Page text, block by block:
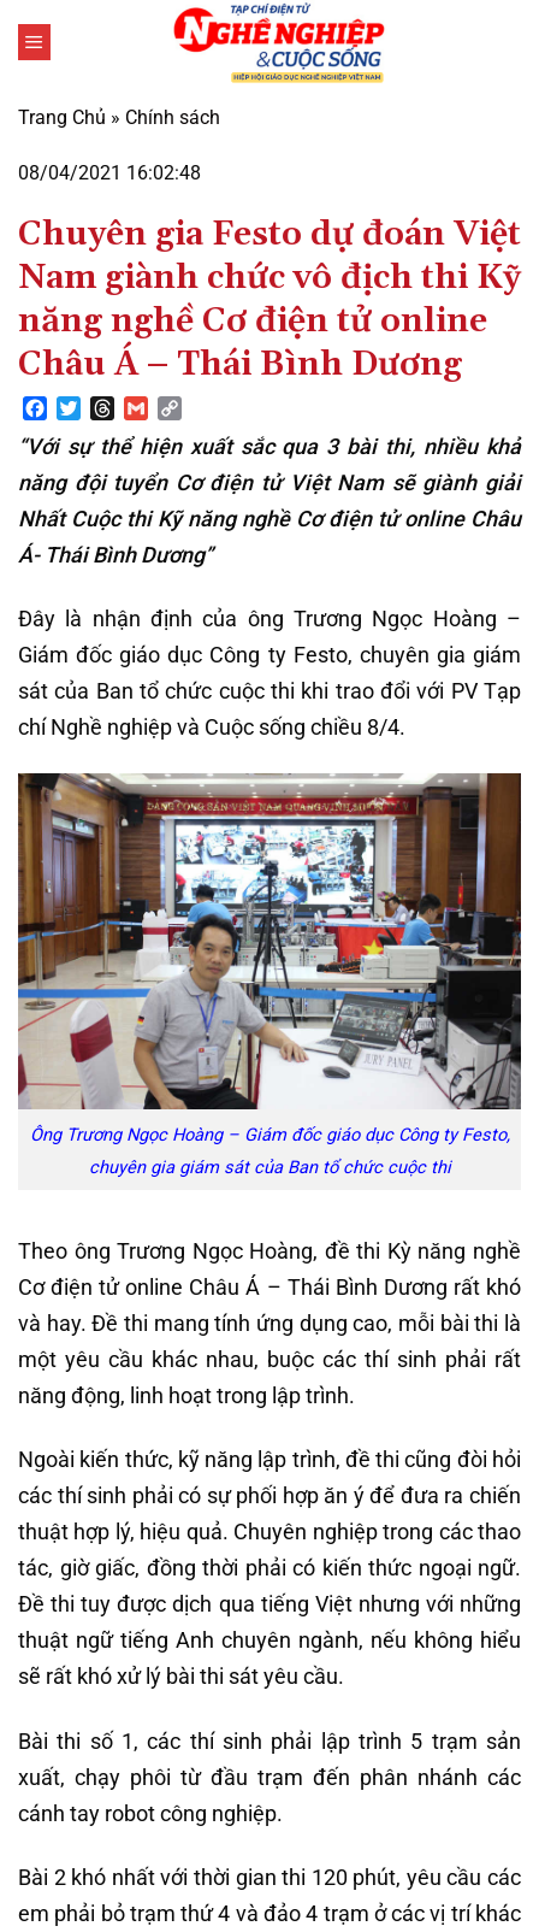
qua
dung
Trang Chủ » Chính sách
08/04/2021 16:02:48
Chuyên gia Festo dự đoán Việt
Nam giành chức vô địch thi Kỹ
năng nghề Cơ điện tử online
Châu Á – Thái Bình Dương
Facebook
TwitterThreads
Gmail
“Với sự thể hiện xuất sắc qua 3 bài thi, nhiều khả
năng đội tuyển Cơ điện tử Việt Nam sẽ giành giải
Nhất Cuộc thi Kỹ năng nghề Cơ điện tử online Châu
Á- Thái Bình Dương”
Đây là nhận định của ông Trương Ngọc Hoàng –
Giám đốc giáo dục Công ty Festo, chuyên gia giám
sát của Ban tổ chức cuộc thi khi trao đổi với PV Tạp
chí Nghề nghiệp và Cuộc sống chiều 8/4.
Ông Trương Ngọc Hoàng – Giám đốc giáo dục Công ty Festo,
chuyên gia giám sát của Ban tổ chức cuộc thi
Theo ông Trương Ngọc Hoàng, đề thi Kỳ năng nghề
Cơ điện tử online Châu Á – Thái Bình Dương rất khó
và hay. Đề thi mang tính ứng dụng cao, mỗi bài thi là
một yêu cầu khác nhau, buộc các thí sinh phải rất
năng động, linh hoạt trong lập trình.
Ngoài kiến thức, kỹ năng lập trình, đề thi cũng đòi hỏi
các thí sinh phải có sự phối hợp ăn ý để đưa ra chiến
thuật hợp lý, hiệu quả. Chuyên nghiệp trong các thao
tác, giờ giấc, đồng thời phải có kiến thức ngoại ngữ.
Đề thi tuy được dịch qua tiếng Việt nhưng với những
thuật ngữ tiếng Anh chuyên ngành, nếu không hiểu
sẽ rất khó xử lý bài thi sát yêu cầu.
Bài thi số 1, các thí sinh phải lập trình 5 trạm sản
xuất, chạy phôi từ đầu trạm đến phân nhánh các
cánh tay robot công nghiệp.
Bài 2 khó nhất với thời gian thi 120 phút, yêu cầu các
em phải bỏ trạm thứ 4 và đảo 4 trạm ở các vị trí khác